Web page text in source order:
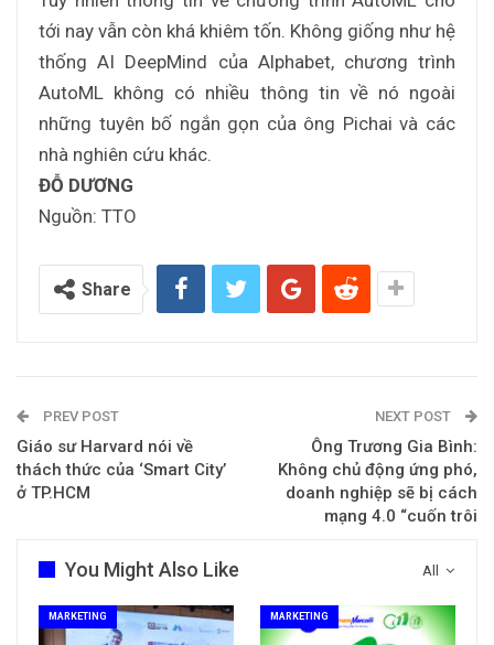
tới nay vẫn còn khá khiêm tốn. Không giống như hệ
thống AI DeepMind của Alphabet, chương trình
AutoML không có nhiều thông tin về nó ngoài
những tuyên bố ngắn gọn của ông Pichai và các
nhà nghiên cứu khác.
ĐỖ DƯƠNG
Nguồn: TTO
Share
PREV POST
Giáo sư Harvard nói về
thách thức của ‘Smart City’
ở TP.HCM
NEXT POST
Ông Trương Gia Bình:
Không chủ động ứng phó,
doanh nghiệp sẽ bị cách
mạng 4.0 “cuốn trôi
All
You Might Also Like
MARKETING MARKETING